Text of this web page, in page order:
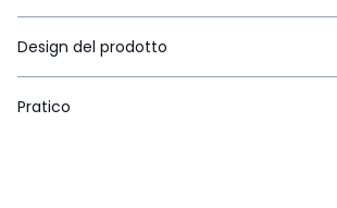
Design del prodotto
Pratico